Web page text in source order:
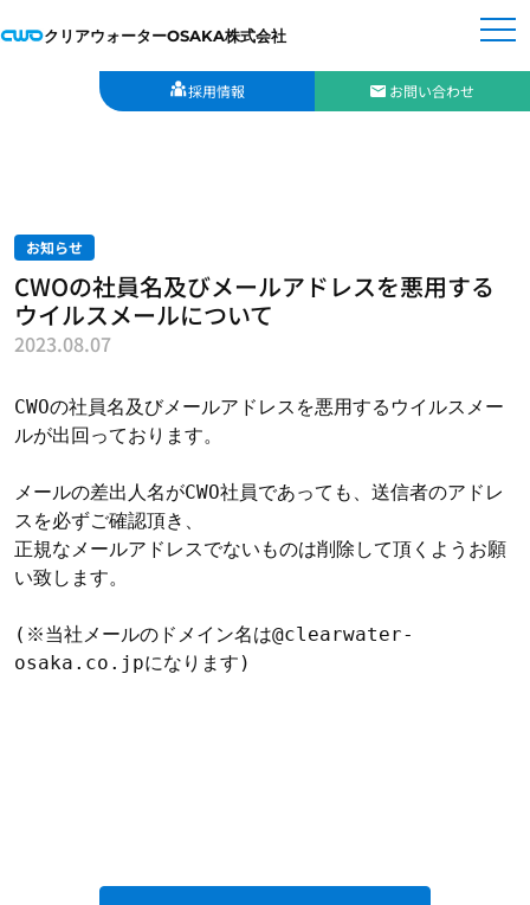
クリアウォーターOSAKA株式会社
採用情報 お問い合わせ
お知らせ
CWOの社員名及びメールアドレスを悪用する
ウイルスメールについて
2023.08.07
CWOの社員名及びメールアドレスを悪用するウイルスメー
ルが出回っております。
メールの差出人名がCWO社員であっても、送信者のアドレ
スを必ずご確認頂き、
正規なメールアドレスでないものは削除して頂くようお願
い致します。
(※当社メールのドメイン名は@clearwater-
osaka.co.jpになります)